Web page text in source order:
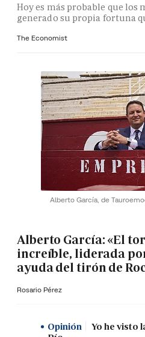
Hoy es más probable que
generado su propia fortuna
The Economist
Alberto García, de
Alberto García: «El
increíble, liderada
ayuda del tirón de
Rosario Pérez
Opinión
Yo he visto